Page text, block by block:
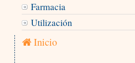
Farmacia
Utilización
Inicio